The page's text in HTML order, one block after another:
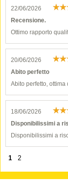
22/06/2026
Recensione.
Ottimo rapporto
20/06/2026
Abito perfetto
Abito perfetto,
18/06/2026
Disponibilissimi a
Disponibilissimi a
1 2